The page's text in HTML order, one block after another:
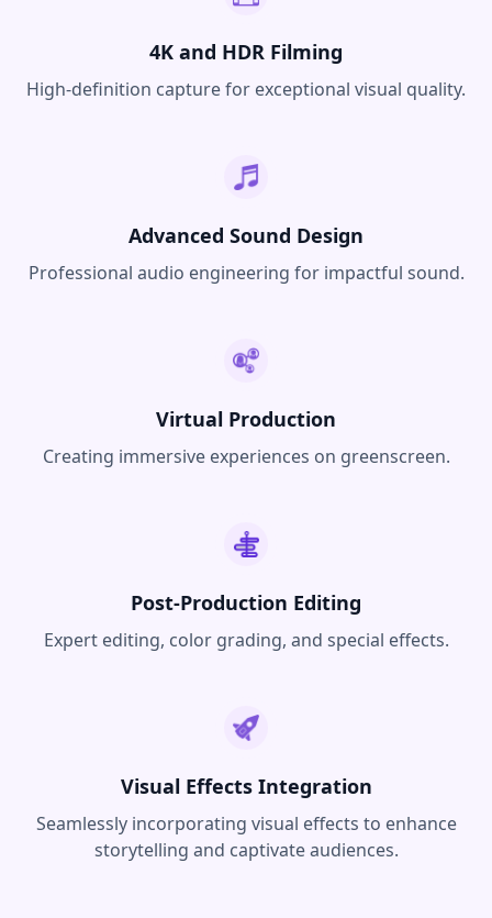
4K and HDR Filming
High-definition capture for exceptional visual quality.
Advanced Sound Design
Professional audio engineering for impactful sound.
Virtual Production
Creating immersive experiences on greenscreen.
Post-Production Editing
Expert editing, color grading, and special effects.
Visual Effects Integration
Seamlessly incorporating visual effects to enhance
storytelling and captivate audiences.